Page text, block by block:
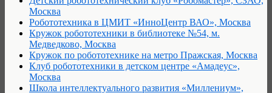
Москва
Робототехника в ЦМИТ «ИнноЦентр ВАО», Москва
Кружок робототехники в библиотеке №54, м.
Медведково, Москва
Кружок по робототехнике на метро Пражская, Москва
Клуб робототехники в детском центре «Амадеус»,
Москва
Школа интеллектуального развития «Миллениум»,